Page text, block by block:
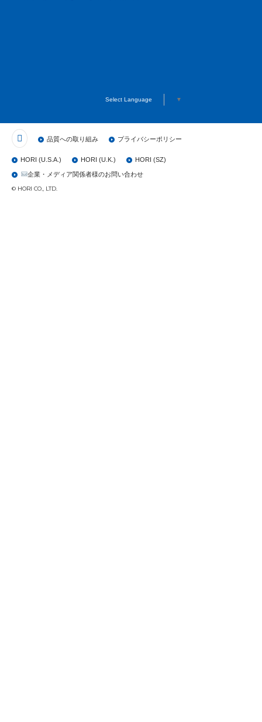
Select Language ▼
品質への取り組み プライバシーポリシー
HORI (U.S.A.) HORI (U.K.) HORI (SZ)
企業・メディア関係者様のお問い合わせ
© HORI CO., LTD.